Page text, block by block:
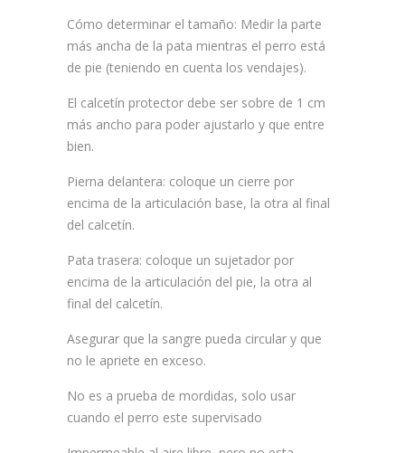
Cómo determinar el tamaño: Medir la parte
más ancha de la pata mientras el perro está
de pie (teniendo en cuenta los vendajes).
El calcetín protector debe ser sobre de 1 cm
más ancho para poder ajustarlo y que entre
bien.
Pierna delantera: coloque un cierre por
encima de la articulación base, la otra al final
del calcetín.
Pata trasera: coloque un sujetador por
encima de la articulación del pie, la otra al
final del calcetín.
Asegurar que la sangre pueda circular y que
no le apriete en exceso.
No es a prueba de mordidas, solo usar
cuando el perro este supervisado